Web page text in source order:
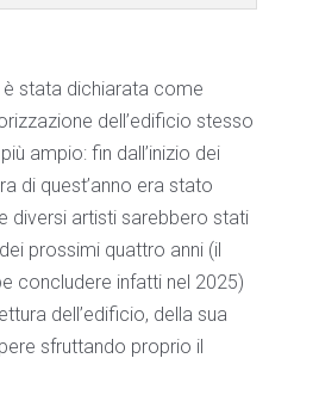
stata dichiarata come
dell’edificio stesso
ampio: fin dall’inizio dei
di quest’anno era stato
diversi artisti sarebbero stati
prossimi quattro anni (il
concludere infatti nel 2025)
dell’edificio, della sua
sfruttando proprio il